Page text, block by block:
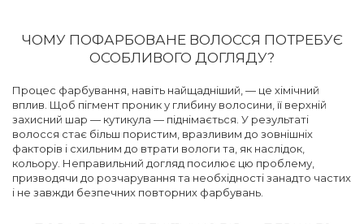
ЧОМУ ПОФАРБОВАНЕ ВОЛОССЯ ПОТРЕБУЄ
ОСОБЛИВОГО ДОГЛЯДУ?
Процес фарбування, навіть найщадніший, — це хімічний
вплив. Щоб пігмент проник у глибину волосини, її верхній
захисний шар — кутикула — піднімається. У результаті
волосся стає більш пористим, вразливим до зовнішніх
факторів і схильним до втрати вологи та, як наслідок,
кольору. Неправильний догляд посилює цю проблему,
призводячи до розчарування та необхідності занадто частих
і не завжди безпечних повторних фарбувань.